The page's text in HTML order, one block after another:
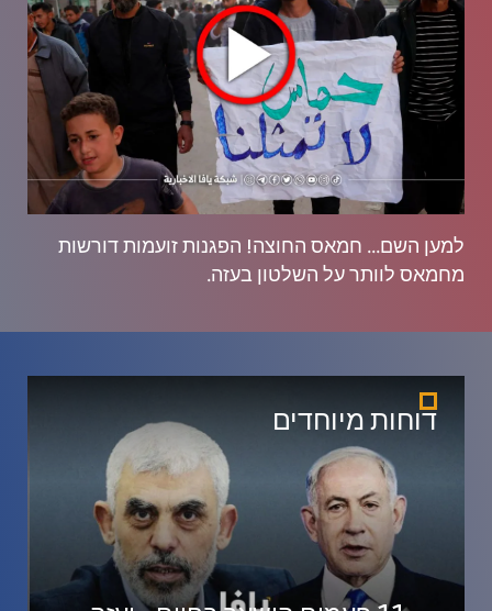
למען השם... חמאס החוצה! הפגנות זועמות דורשות
מחמאס לוותר על השלטון בעזה.
דוחות מיוחדים